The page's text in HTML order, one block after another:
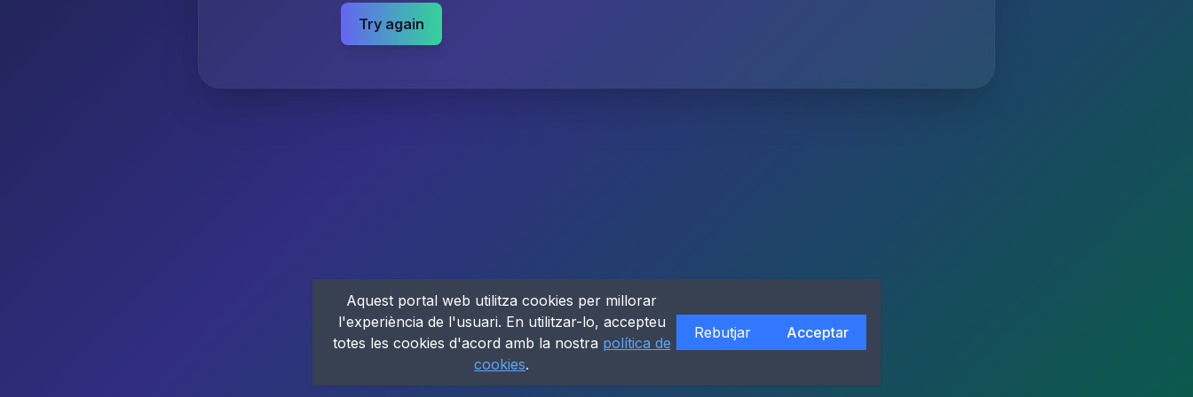
Try again
Aquest portal web utilitza cookies per millorar
l'experiència de l'usuari. En utilitzar-lo, accepteu
totes les cookies d'acord amb la nostra política de
cookies.
Rebutjar Acceptar